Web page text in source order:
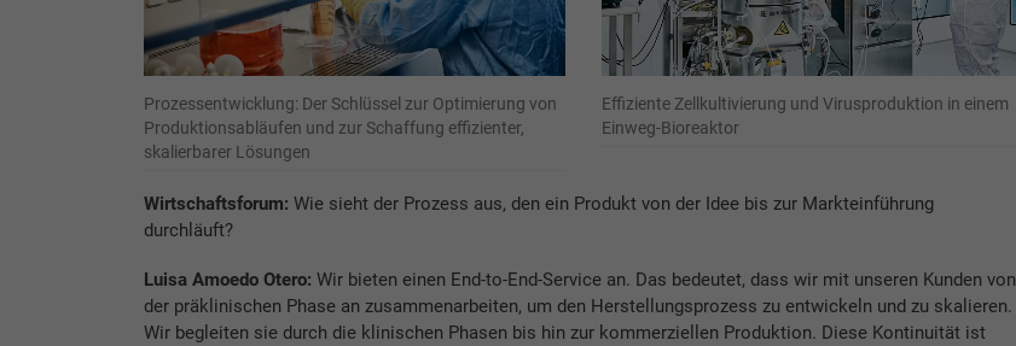
Prozessentwicklung: Der Schlüssel zur Optimierung von
Produktionsabläufen und zur Schaffung effizienter,
skalierbarer Lösungen
Effiziente Zellkultivierung und Virusproduktion in einem
Einweg-Bioreaktor
Wirtschaftsforum: Wie sieht der Prozess aus, den ein Produkt von der Idee bis zur Markteinführung
durchläuft?
Luisa Amoedo Otero: Wir bieten einen End-to-End-Service an. Das bedeutet, dass wir mit unseren Kunden von
der präklinischen Phase an zusammenarbeiten, um den Herstellungsprozess zu entwickeln und zu skalieren.
Wir begleiten sie durch die klinischen Phasen bis hin zur kommerziellen Produktion. Diese Kontinuität ist